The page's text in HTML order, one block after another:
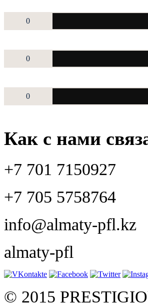
0
0
0
Как с нами
+7 701 7150927
+7 705 5758764
info@almaty-pfl.kz
almaty-pfl
© 2015